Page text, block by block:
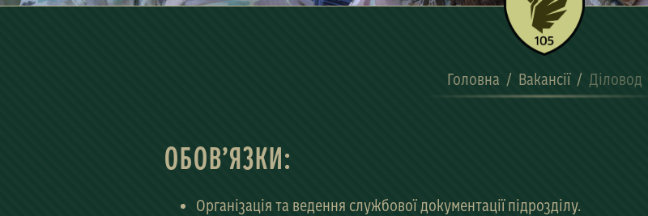
Головна / Вакансії / Діловод
ОБОВ’ЯЗКИ:
Організація та ведення службової документації підрозділу.